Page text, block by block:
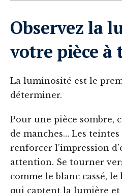
Observez la
votre pièce
La luminosité est le
déterminer.
Pour une pièce sombre,
de manches… Les
renforcer l’impression
attention. Se tourner
comme le blanc cassé,
qui captent la lumière